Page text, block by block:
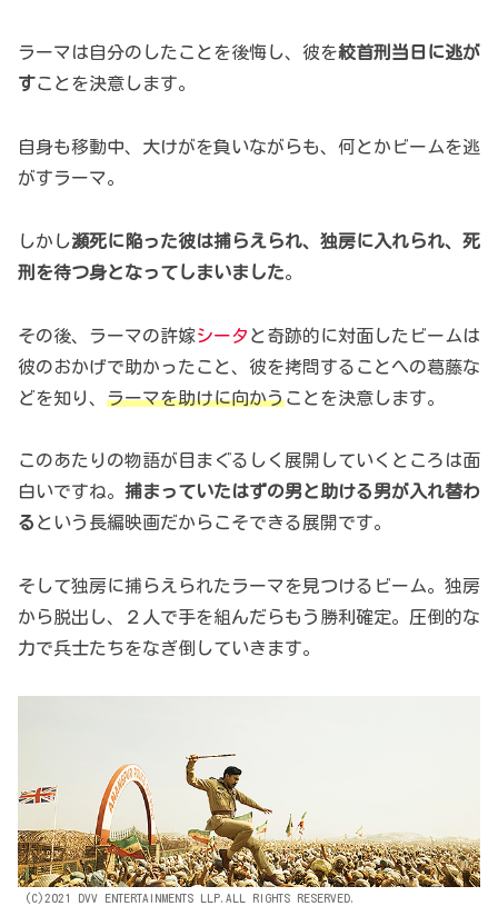
ラーマは自分のしたことを後悔し、彼を絞首刑当日に逃が
すことを決意します。
自身も移動中、大けがを負いながらも、何とかビームを逃
がすラーマ。
しかし瀕死に陥った彼は捕らえられ、独房に入れられ、死
刑を待つ身となってしまいました。
その後、ラーマの許嫁シータ と奇跡的に対面したビームは
彼のおかげで助かったこと、彼を拷問することへの葛藤な
どを知り、 ラーマを助けに向かうことを決意します。
このあたりの物語が目まぐるしく展開していくところは面
白いですね。 捕まっていたはずの男と助ける男が入れ替わ
る という長編映画だからこそできる展開です。
そして独房に捕らえられたラーマを見つけるビーム。独房
から脱出し、２人で手を組んだらもう勝利確定。圧倒的な
力で兵士たちをなぎ倒していきます。
(C)2021 DVV ENTERTAINMENTS LLP.ALL RIGHTS RESERVED.